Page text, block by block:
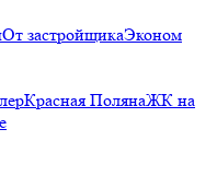
От застройщикаЭконом
Красная ПолянаЖК на